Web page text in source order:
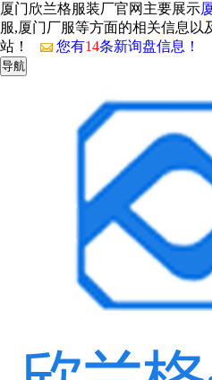
厦门欣兰格服装厂官网主要展示
服,厦门厂服等方面的相关信息以
站！
您有14条新询盘信息！
导航